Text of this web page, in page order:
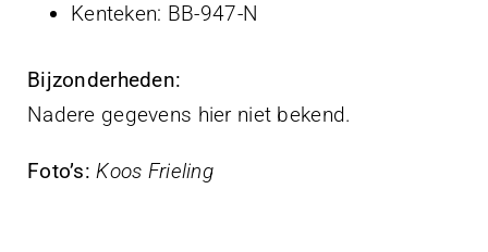
Kenteken: BB-947-N
Bijzonderheden:
Nadere gegevens hier niet bekend.
Foto’s: Koos Frieling